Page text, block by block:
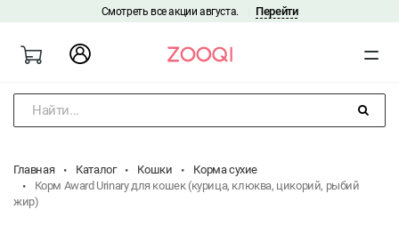
Смотреть все акции августа. Перейти
Найти...
Главная Каталог Кошки
Корма сухие
Корм Award Urinary для кошек (курица, клюква, цикорий, рыбий
жир)